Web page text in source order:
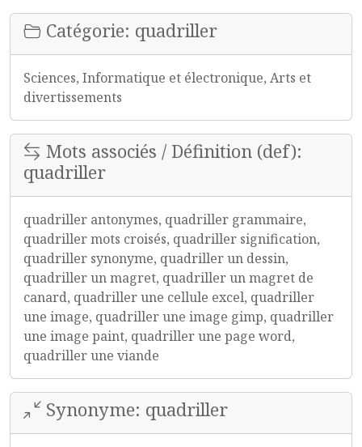
Catégorie: quadriller
Sciences, Informatique et électronique, Arts et
divertissements
Mots associés / Définition (def):
quadriller
quadriller antonymes, quadriller grammaire,
quadriller mots croisés, quadriller signification,
quadriller synonyme, quadriller un dessin,
quadriller un magret, quadriller un magret de
canard, quadriller une cellule excel, quadriller
une image, quadriller une image gimp, quadriller
une image paint, quadriller une page word,
quadriller une viande
Synonyme: quadriller